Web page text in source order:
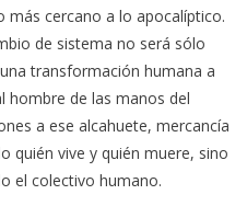
más cercano a lo apocalíptico.
de sistema no será sólo
transformación humana a
hombre de las manos del
a ese alcahuete, mercancía
quién vive y quién muere, sino
el colectivo humano.